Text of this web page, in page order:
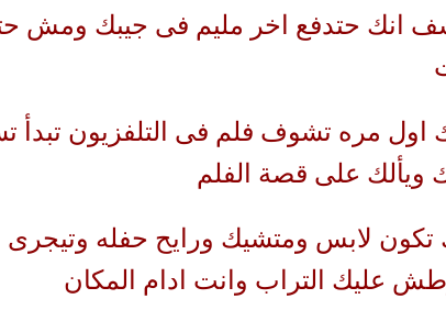
انك حتدفع اخر مليم فى جيبك ومش
اول مره تشوف فلم فى التلفزيون تبدأ
ويألك على قصة الفلم
تكون لابس ومتشيك ورايح حفله وتيجرى
عليك التراب وانت ادام المكان